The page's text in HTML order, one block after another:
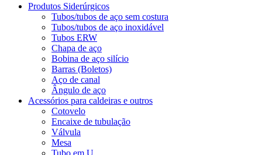
Produtos Siderúrgicos
Tubos/tubos de aço sem costura
Tubos/tubos de aço inoxidável
Tubos ERW
Chapa de aço
Bobina de aço silício
Barras (Boletos)
Aço de canal
Ângulo de aço
Acessórios para caldeiras e outros
Cotovelo
Encaixe de tubulação
Válvula
Mesa
Tubo em U